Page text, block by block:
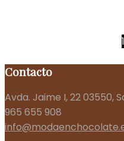
1
Contacto
Avda. Jaime I, 22 03550,
965 655 908